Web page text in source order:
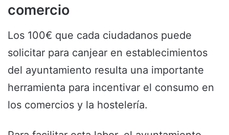
comercio
Los 100€ que cada ciudadanos puede
solicitar para canjear en establecimientos
del ayuntamiento resulta una importante
herramienta para incentivar el consumo en
los comercios y la hostelería.